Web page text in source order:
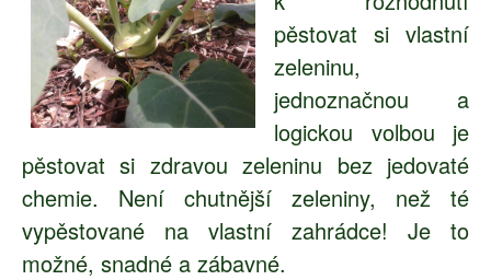
pěstovat si vlastní
zeleninu,
jednoznačnou a
logickou volbou je
pěstovat si zdravou zeleninu bez jedovaté
chemie. Není chutnější zeleniny, než té
vypěstované na vlastní zahrádce! Je to
možné, snadné a zábavné.